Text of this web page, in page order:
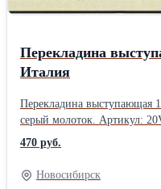
Перекладина
Италия
Перекладина выступающая
серый молоток. Артикул:
470 руб.
Новосибирск